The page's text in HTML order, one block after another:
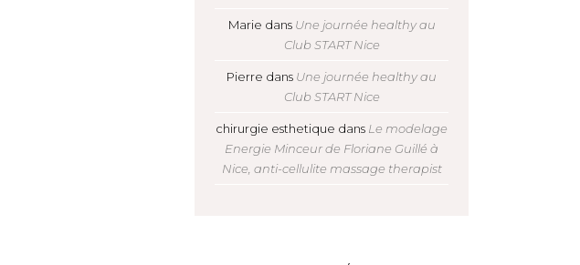
Marie dans Une journée healthy au
Club START Nice
Pierre dans Une journée healthy au
Club START Nice
chirurgie esthetique dans Le modelage
Energie Minceur de Floriane Guillé à
Nice, anti-cellulite massage therapist